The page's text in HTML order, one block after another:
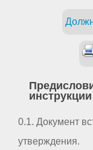
инструкции
0.1. Документ
утверждения.